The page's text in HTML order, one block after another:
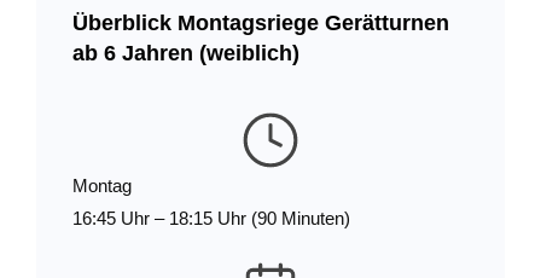
Überblick Montagsriege Gerätturnen
ab 6 Jahren (weiblich)
Montag
16:45 Uhr – 18:15 Uhr (90 Minuten)